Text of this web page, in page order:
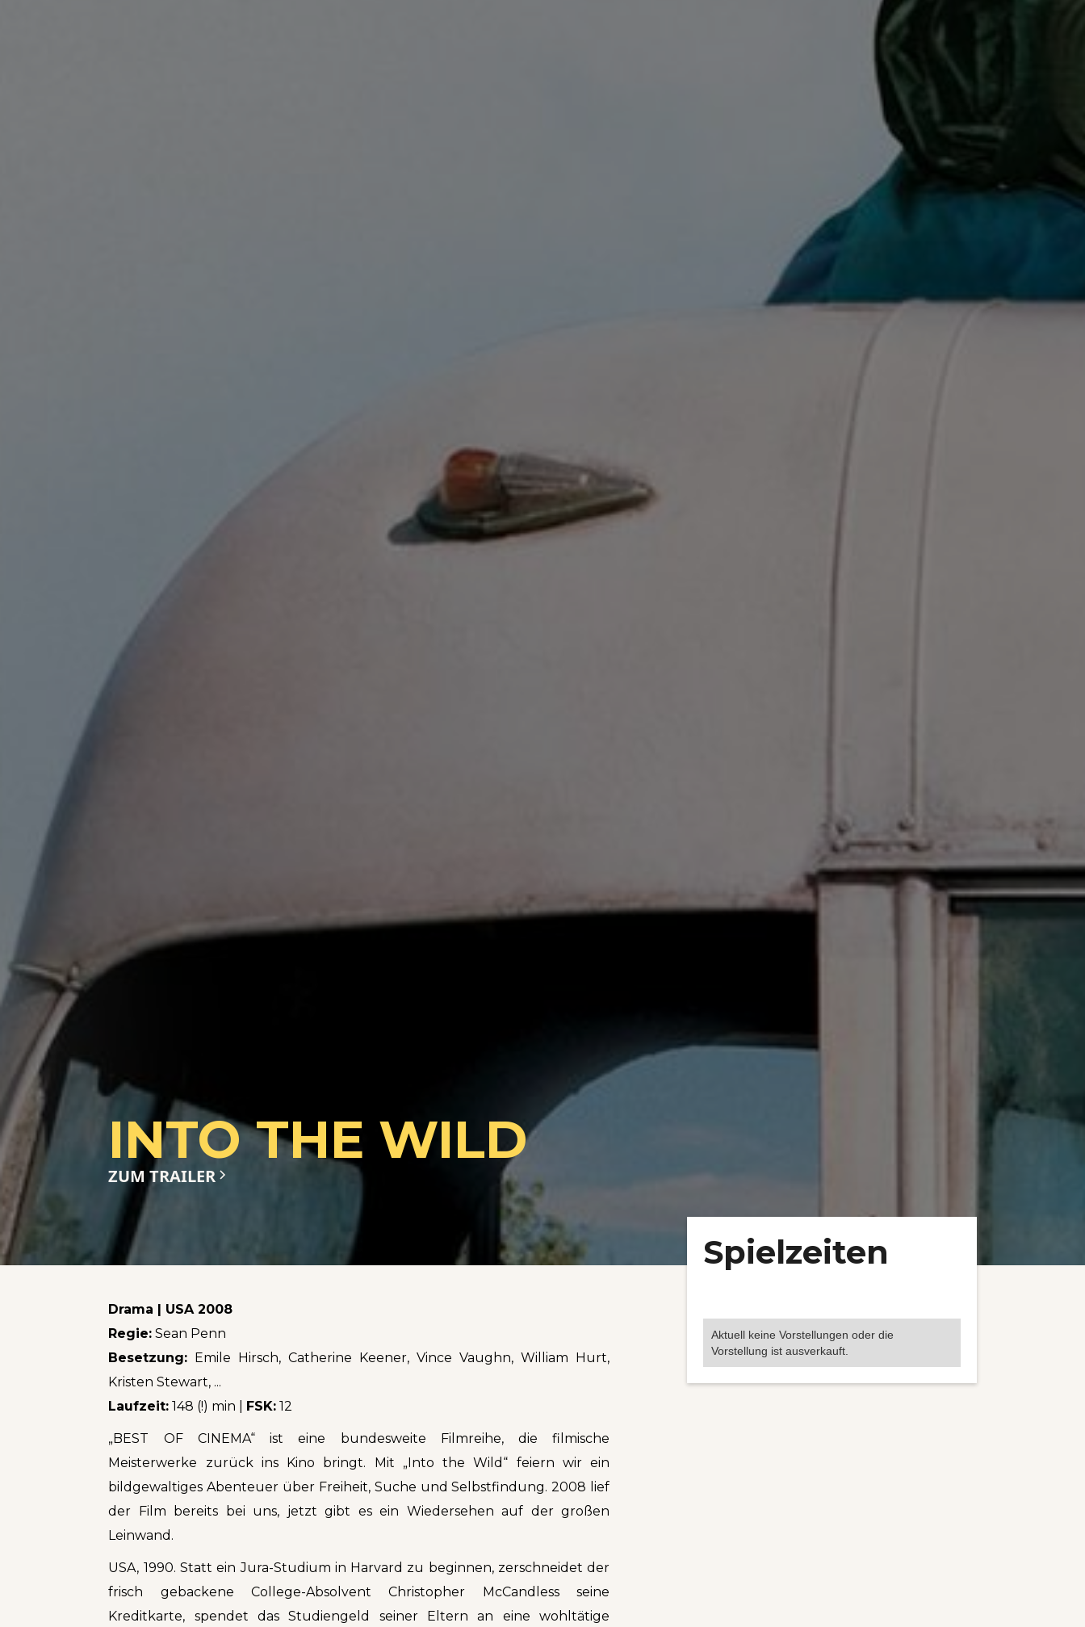
INTO THE WILD
ZUM TRAILER
Drama | USA 2008
Regie: Sean Penn
Besetzung: Emile Hirsch, Catherine Keener, Vince Vaughn, William Hurt,
Kristen Stewart, ...
Laufzeit: 148 (!) min | FSK: 12
„BEST OF CINEMA“ ist eine bundesweite Filmreihe, die filmische
Meisterwerke zurück ins Kino bringt. Mit „Into the Wild“ feiern wir ein
bildgewaltiges Abenteuer über Freiheit, Suche und Selbstfindung. 2008 lief
der Film bereits bei uns, jetzt gibt es ein Wiedersehen auf der großen
Leinwand.
USA, 1990. Statt ein Jura-Studium in Harvard zu beginnen, zerschneidet der
frisch gebackene College-Absolvent Christopher McCandless seine
Kreditkarte, spendet das Studiengeld seiner Eltern an eine wohltätige
Spielzeiten
Aktuell keine Vorstellungen oder die
Vorstellung ist ausverkauft.